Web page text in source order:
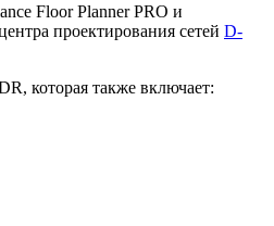
Floor Planner PRO и
проектирования сетей D-
которая также включает: